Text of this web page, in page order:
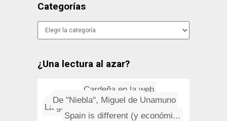
Categorías
Categorías
¿Una lectura al azar?
Los cócteles más famosos del...
Lento a la par que rápido
Caperucita y el técnico en co...
El padre del pintor
Cardeña en la web
La guerra más corta de la his...
Spain is different (y económi...
Que venga Shackleton
De "Niebla", Miguel de Unamuno